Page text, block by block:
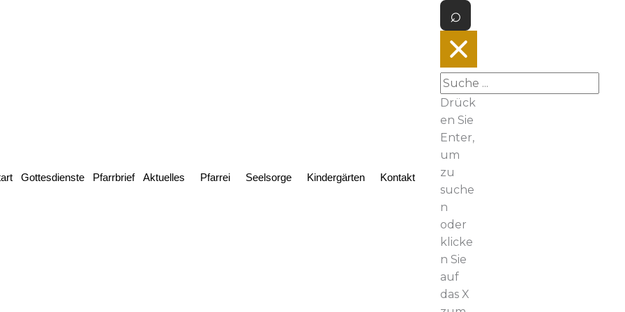
Gottesdienste Pfarrbrief Aktuelles Pfarrei Seelsorge Kindergärten Kontakt
Drück
en Sie
Enter,
um
zu
suche
n
oder
klicke
n Sie
auf
das X